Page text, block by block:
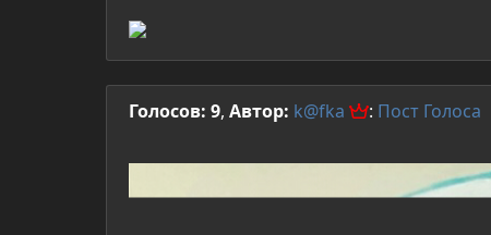
Голосов: 9, Автор: k@fka : Пост Голоса